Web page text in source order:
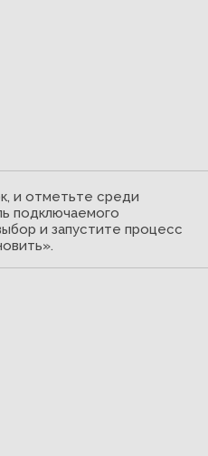
и отметьте среди
подключаемого
и запустите процесс